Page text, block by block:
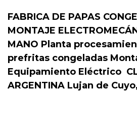
FABRICA DE PAPAS
MONTAJE
MANO Planta
prefritas congeladas
Equipamiento Eléctrico
ARGENTINA Lujan de